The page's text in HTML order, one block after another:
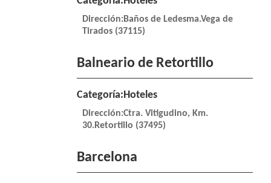
Dirección:Baños de Ledesma.Vega de
Tirados (37115)
Balneario de Retortillo
Categoría:Hoteles
Dirección:Ctra. Vitigudino, Km.
30.Retortillo (37495)
Barcelona